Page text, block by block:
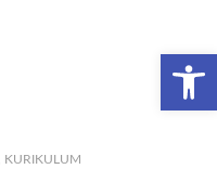
Open toolbar
KURIKULUM